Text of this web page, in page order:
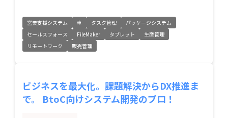
営業支援システム 車 タスク管理
パッケージシステム
セールスフォース
FileMaker タブレット
生産管理
リモートワーク
販売管理
ビジネスを最大化。課題解決からDX推進ま
で。 BtoC向けシステム開発のプロ！